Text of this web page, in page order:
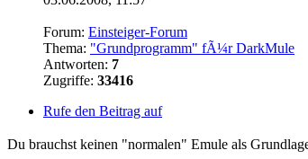
Forum: Einsteiger-Forum
Thema: "Grundprogramm" fÃ¼r DarkMule
Antworten: 7
Zugriffe: 33416
Rufe den Beitrag auf
Du brauchst keinen "normalen" Emule als